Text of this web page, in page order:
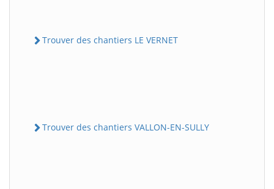
Trouver des chantiers LE VERNET
Trouver des chantiers VALLON-EN-SULLY